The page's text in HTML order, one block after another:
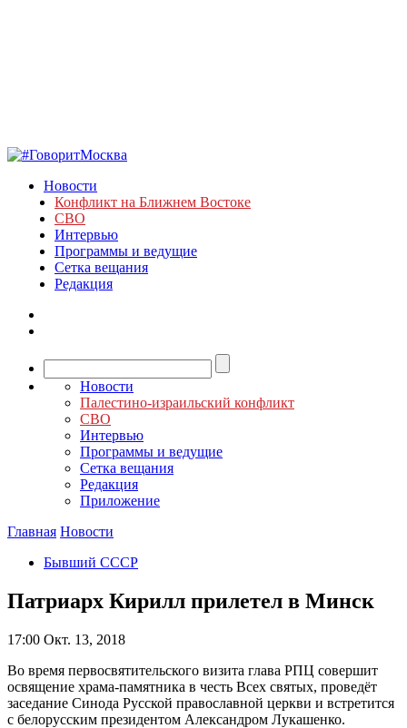
Новости
Конфликт на Ближнем Востоке
СВО
Интервью
Программы и ведущие
Сетка вещания
Редакция
Новости
Палестино-израильский конфликт
СВО
Интервью
Программы и ведущие
Сетка вещания
Редакция
Приложение
Главная Новости
Бывший СССР
Патриарх Кирилл прилетел в Минск
17:00 Окт. 13, 2018
Во время первосвятительского визита глава РПЦ совершит
освящение храма-памятника в честь Всех святых, проведёт
заседание Синода Русской православной церкви и встретится
с белорусским президентом Александром Лукашенко.